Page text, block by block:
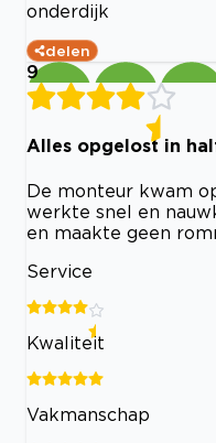
onderdijk
delen
9
Alles opgelost in
De monteur kwam
werkte snel en
en maakte geen
Service
Kwaliteit
Vakmanschap